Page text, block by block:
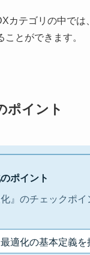
カテゴリの中で
とができます。
ポイント
ポイント
』のチェックポイ
最適化の基本定義を